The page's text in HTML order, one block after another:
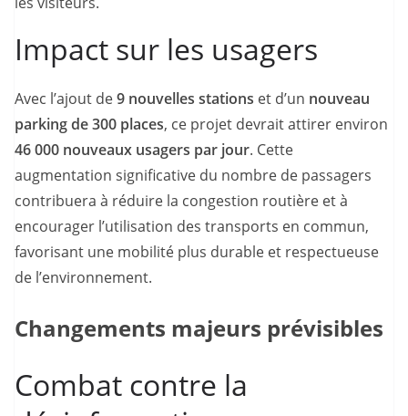
Impact sur les usagers
Avec l’ajout de9 nouvelles stations et d’un nouveau
parking de 300 places, ce projet devrait attirer environ
46 000 nouveaux usagers par jour. Cette
augmentation significative du nombre de passagers
contribuera à réduire la congestion routière et à
encourager l’utilisation des transports en commun,
favorisant une mobilité plus durable et respectueuse
de l’environnement.
Changements majeurs prévisibles
Combat contre la